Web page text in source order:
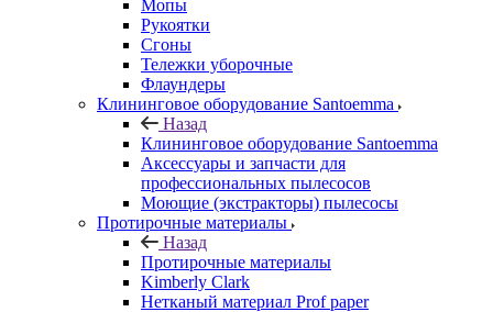
Мопы
Рукоятки
Сгоны
Тележки уборочные
Флаундеры
Клининговое оборудование Santoemma
Назад
Клининговое оборудование Santoemma
Аксессуары и запчасти для
профессиональных пылесосов
Моющие (экстракторы) пылесосы
Протирочные материалы
Назад
Протирочные материалы
Kimberly Clark
Нетканый материал Prof paper